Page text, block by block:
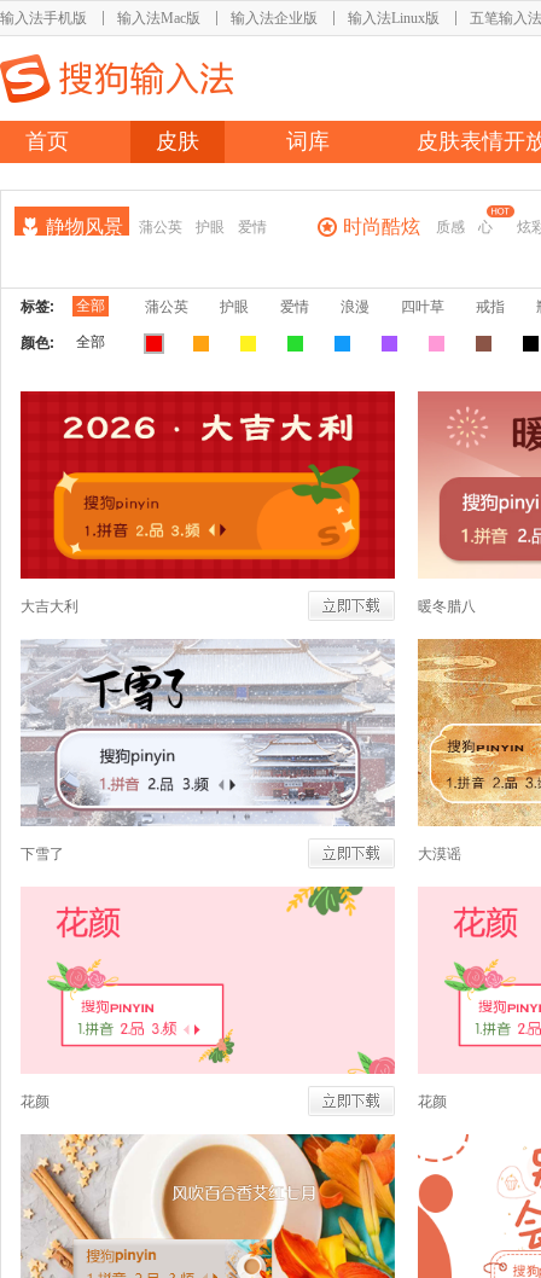
输入法手机版 输入法Mac版 输入法企业版 输入法Linux版 五笔输入法
首页 皮肤 词库 皮肤表情开
静物风景 蒲公英 护眼 爱情 时尚酷炫 质感 心 炫
标签: 全部 蒲公英 护眼 爱情 浪漫 四叶草 戒指
颜色: 全部
大吉大利 暖冬腊八
下雪了 大漠谣
花颜 花颜